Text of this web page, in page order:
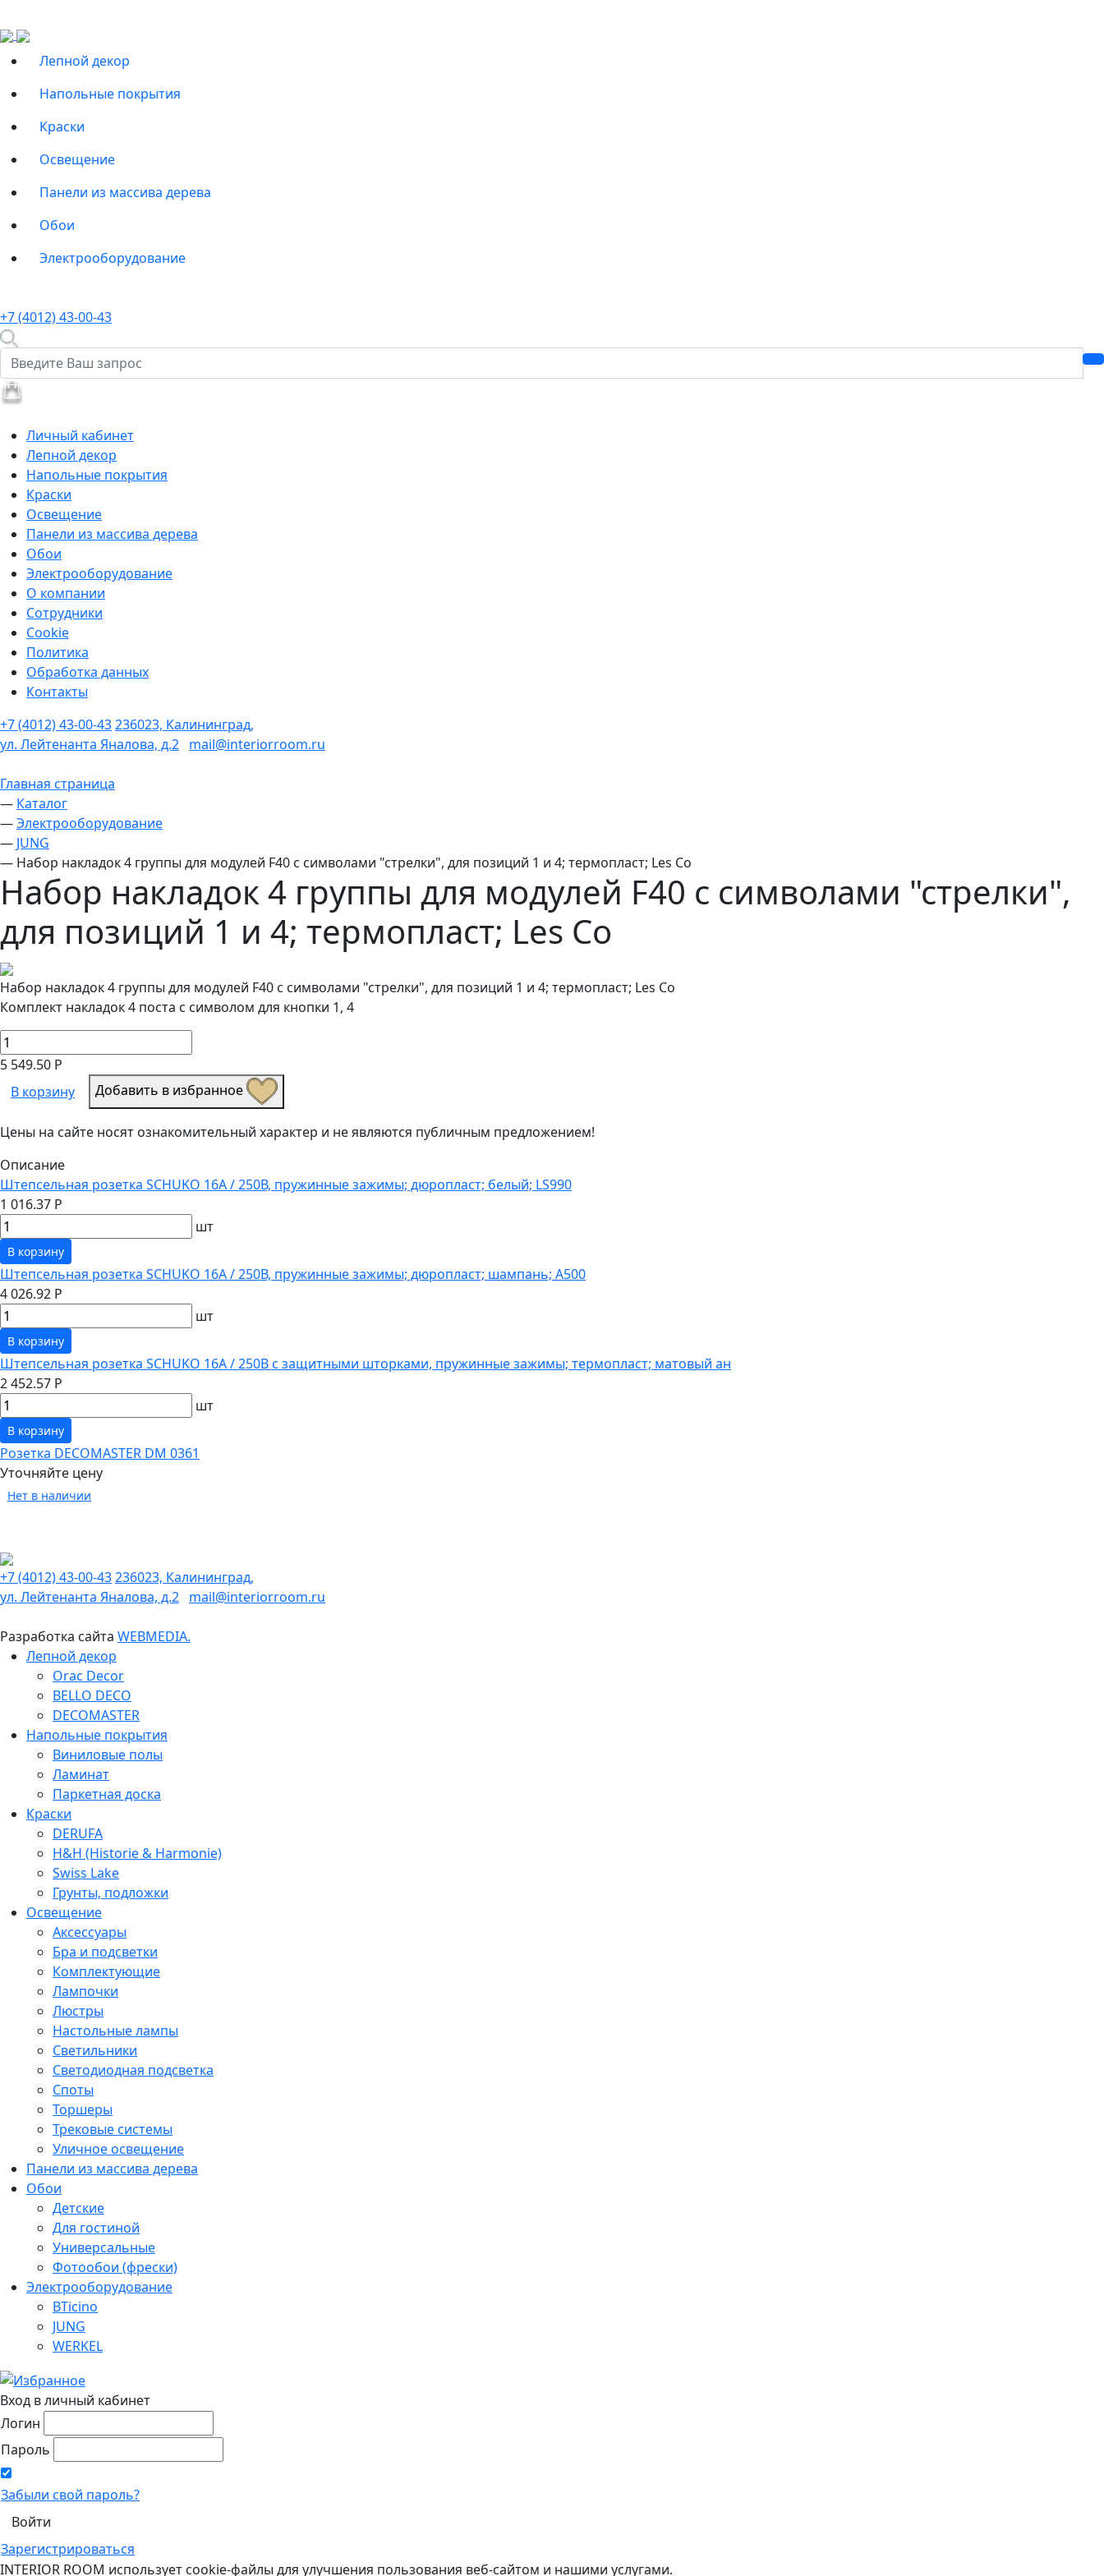
Лепной декор
Напольные покрытия
Краски
Освещение
Панели из массива дерева
Обои
Электрооборудование
+7 (4012) 43-00-43
Личный кабинет
Лепной декор
Напольные покрытия
Краски
Освещение
Панели из массива дерева
Обои
Электрооборудование
О компании
Сотрудники
Cookie
Политика
Обработка данных
Контакты
+7 (4012) 43-00-43236023, Калининград,
ул. Лейтенанта Яналова, д.2 mail@interiorroom.ru
Главная страница
— Каталог
—Электрооборудование
— JUNG
— Набор накладок 4 группы для модулей F40 с символами "стрелки", для позиций 1 и 4; термопласт; Les Co
Набор накладок 4 группы для модулей F40 с символами "стрелки",
для позиций 1 и 4; термопласт; Les Co
Набор накладок 4 группы для модулей F40 с символами "стрелки", для позиций 1 и 4; термопласт; Les Co
Комплект накладок 4 поста с символом для кнопки 1, 4
5 549.50 Р
В корзину
Добавить в избранное
Цены на сайте носят ознакомительный характер и не являются публичным предложением!
Описание
Штепсельная розетка SCHUKO 16А / 250В, пружинные зажимы; дюропласт; белый; LS990
1 016.37 Р
шт
В корзину
Штепсельная розетка SCHUKO 16А / 250В, пружинные зажимы; дюропласт; шампань; A500
4 026.92 Р
шт
В корзину
Штепсельная розетка SCHUKO 16А / 250В с защитными шторками, пружинные зажимы; термопласт; матовый ан
2 452.57 Р
шт
В корзину
Розетка DECOMASTER DM 0361
Уточняйте цену
Нет в наличии
+7 (4012) 43-00-43236023, Калининград,
ул. Лейтенанта Яналова, д.2 mail@interiorroom.ru
Разработка сайта WEBMEDIA.
Лепной декор
Orac Decor
BELLO DECO
DECOMASTER
Напольные покрытия
Виниловые полы
Ламинат
Паркетная доска
Краски
DERUFA
H&H (Historie & Harmonie)
Swiss Lake
Грунты, подложки
Освещение
Аксессуары
Бра и подсветки
Комплектующие
Лампочки
Люстры
Настольные лампы
Светильники
Светодиодная подсветка
Споты
Торшеры
Трековые системы
Уличное освещение
Панели из массива дерева
Обои
Детские
Для гостиной
Универсальные
Фотообои (фрески)
Электрооборудование
BTicino
JUNG
WERKEL
Вход в личный кабинет
Логин
Пароль
Забыли свой пароль?
Зарегистрироваться
INTERIOR ROOM использует cookie-файлы для улучшения пользования веб-сайтом и нашими услугами.